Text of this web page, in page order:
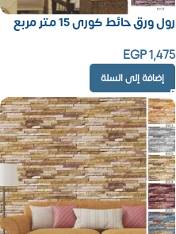
رول ورق حائط كورى 15 متر مربع
EGP1,475
إضافة إلى السلة